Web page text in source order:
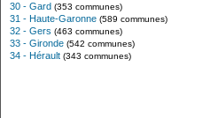
30 - Gard (353 communes)
31 - Haute-Garonne (589 communes)
32 - Gers (463 communes)
33 - Gironde (542 communes)
34 - Hérault (343 communes)